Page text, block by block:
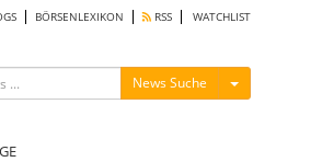
BÖRSENLEXIKON RSS WATCHLIST
News Suche Menü ein-/